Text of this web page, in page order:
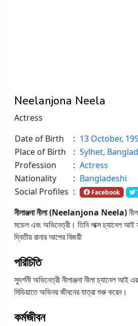
Neelanjona Neela
Actress
Date of Birth
: 13 October,
Place of Birth
: Sylhet,
Profession
: Actress
Nationality
: Bangladeshi
Social Profiles : Facebook
নীলাঞ্জনা নীলা (Neelanjona Neela)
মডেল এবং অভিনেত্রী। তিনি লাক্স চ্যানেল আই
দ্বিতীয় রানার আপের বিজয়ী
পরিচিতি
সুদর্শনী অভিনেত্রী নীলাঞ্জনা নীলা চ্যানেল আই
মিডিয়াতে অভিনয় জীবনের যাত্রা শুরু করেন।
কর্মজীবন